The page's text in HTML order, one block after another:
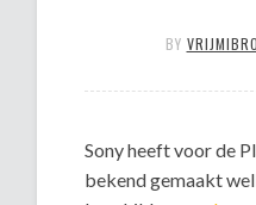
BY VRIJMIBRO
Sony heeft voor de
bekend gemaakt